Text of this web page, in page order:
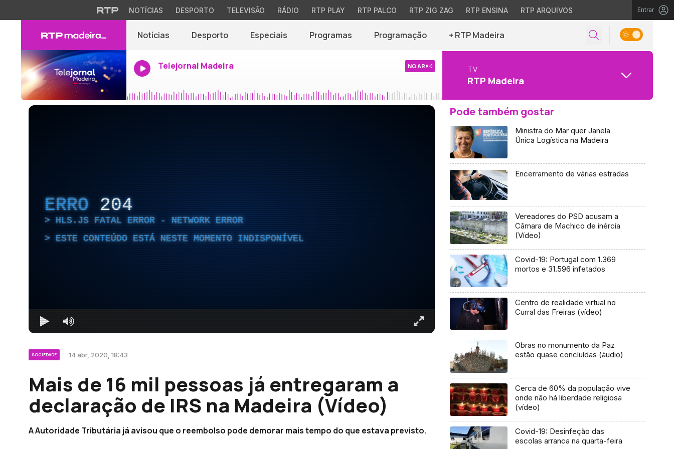
NOTÍCIAS DESPORTO TELEVISÃO RÁDIO RTP PLAY RTP PALCO RTP ZIG ZAG RTP ENSINA RTP ARQUIVOS Entrar
Notícias Desporto Especiais Programas Programação + RTP Madeira
Telejornal Madeira NO AR TV
RTP Madeira
ERRO 204
HLS.JS FATAL ERROR - NETWORK ERROR
ESTE CONTEÚDO ESTÁ NESTE MOMENTO INDISPONÍVEL
SOCIEDADE 14 abr, 2020, 18:43
Mais de 16 mil pessoas já entregaram a
declaração de IRS na Madeira (Vídeo)
A Autoridade Tributária já avisou que o reembolso pode demorar mais tempo do que estava previsto.
Pode também gostar
Ministra do Mar quer Janela
Única Logística na Madeira
Encerramento de várias estradas
Vereadores do PSD acusam a
Câmara de Machico de inércia
(Vídeo)
Covid-19: Portugal com 1.369
mortos e 31.596 infetados
Centro de realidade virtual no
Curral das Freiras (vídeo)
Obras no monumento da Paz
estão quase concluídas (áudio)
Cerca de 60% da população vive
onde não há liberdade religiosa
(vídeo)
Covid-19: Desinfeção das
escolas arranca na quarta-feira